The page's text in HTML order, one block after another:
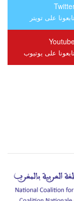
على تويتر
على يوتيوب